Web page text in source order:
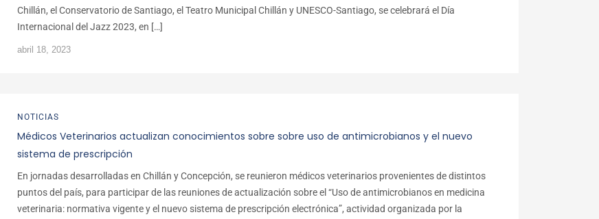
Chillán, el Conservatorio de Santiago, el Teatro Municipal Chillán y UNESCO-Santiago, se celebrará el Día
Internacional del Jazz 2023, en […]
abril 18, 2023
NOTICIAS
Médicos Veterinarios actualizan conocimientos sobre sobre uso de antimicrobianos y el nuevo
sistema de prescripción
En jornadas desarrolladas en Chillán y Concepción, se reunieron médicos veterinarios provenientes de distintos
puntos del país, para participar de las reuniones de actualización sobre el “Uso de antimicrobianos en medicina
veterinaria: normativa vigente y el nuevo sistema de prescripción electrónica”, actividad organizada por la